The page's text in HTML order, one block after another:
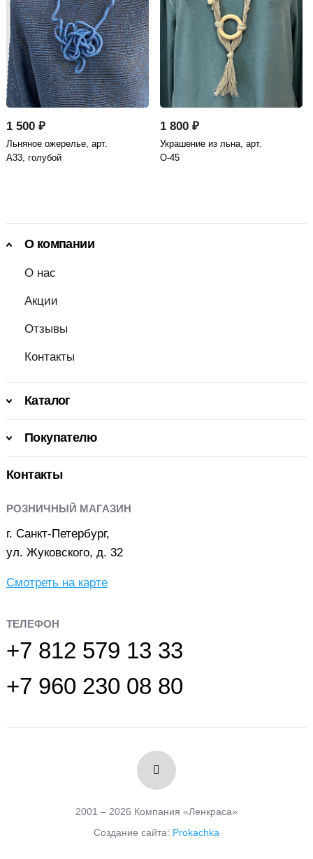
1 500 ₽
Льняное ожерелье, арт.
А33, голубой
1 800 ₽
Украшение из льна, арт.
О-45
О компании
О нас
Акции
Отзывы
Контакты
Каталог
Покупателю
Контакты
РОЗНИЧНЫЙ МАГАЗИН
г. Санкт-Петербург,
ул. Жуковского, д. 32
Смотреть на карте
ТЕЛЕФОН
+7 812 579 13 33
+7 960 230 08 80
2001 – 2026 Компания «Ленкраса»
Создание сайта: Prokachka